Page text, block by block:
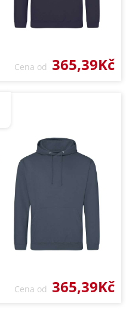
Cena od 365,39Kč
Cena od 365,39Kč